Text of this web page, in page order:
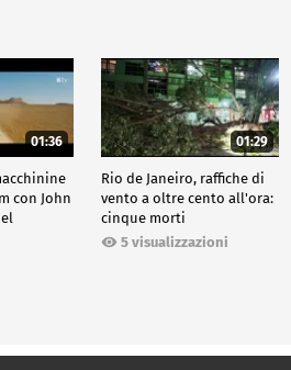
01:36
con John
01:29
Rio de Janeiro, raffiche di
vento a oltre cento all'ora:
cinque morti
5 visualizzazioni